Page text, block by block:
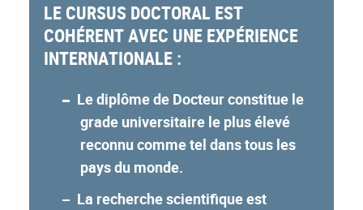
LE CURSUS DOCTORAL EST
COHÉRENT AVEC UNE EXPÉRIENCE
INTERNATIONALE :
Le diplôme de Docteur constitue le
grade universitaire le plus élevé
reconnu comme tel dans tous les
pays du monde.
La recherche scientifique est